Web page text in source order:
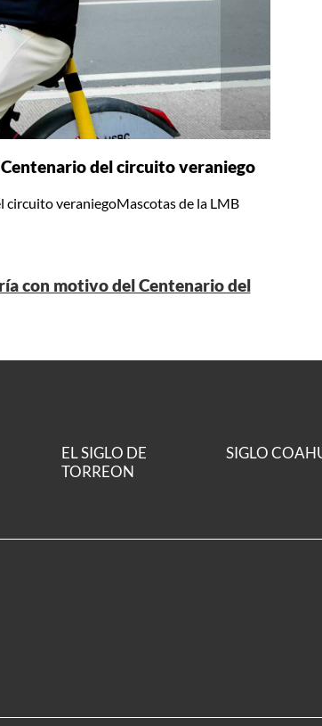
del circuito veraniego
veraniegoMascotas de la LMB
con motivo del Centenario del
EL SIGLO DE
TORREON
SIGLO